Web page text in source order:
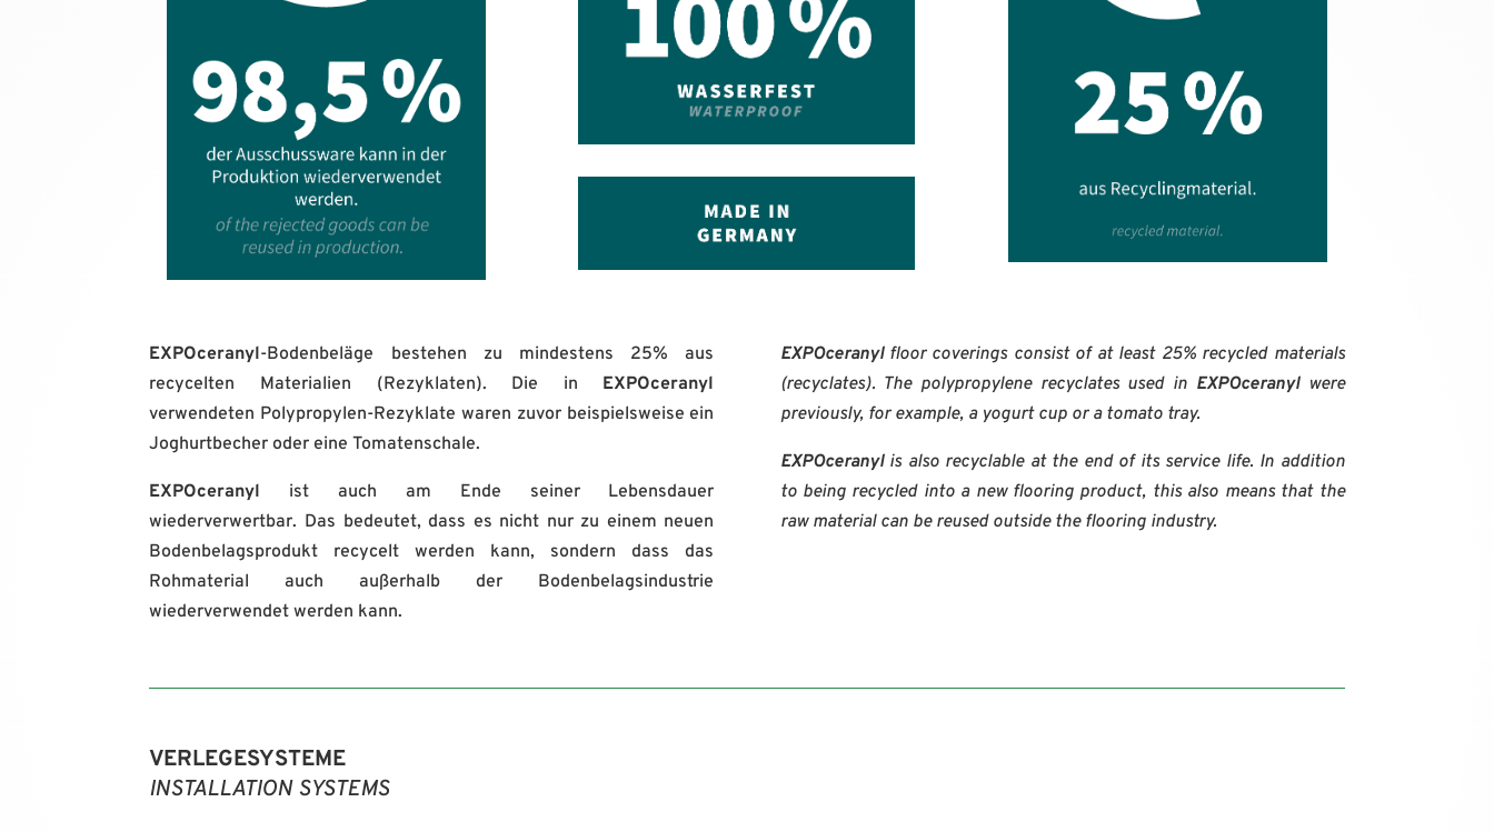
EXPOceranyl-Bodenbeläge bestehen zu mindestens 25% aus
recycelten Materialien (Rezyklaten). Die in EXPOceranyl
verwendeten Polypropylen-Rezyklate waren zuvor beispielsweise ein
Joghurtbecher oder eine Tomatenschale.
EXPOceranyl ist auch am Ende seiner Lebensdauer
wiederverwertbar. Das bedeutet, dass es nicht nur zu einem neuen
Bodenbelagsprodukt recycelt werden kann, sondern dass das
Rohmaterial auch außerhalb der Bodenbelagsindustrie
wiederverwendet werden kann.
EXPOceranylfloor coverings consist of at least 25% recycled materials
(recyclates). The polypropylene recyclates used in EXPOceranylwere
previously, for example, a yogurt cup or a tomato tray.
EXPOceranylis also recyclable at the end of its service life. In addition
to being recycled into a new flooring product, this also means that the
raw material can be reused outside the flooring industry.
VERLEGESYSTEME
INSTALLATION SYSTEMS